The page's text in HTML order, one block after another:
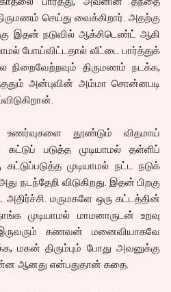
செய்து வைக்கிறார். அதற்கு
இதன் நடுவில் ஆக்சிடெண்ட் ஆகி
போய்விட்டதால் வீட்டை பார்த்துக்
திருமணம் நடக்க,
அன்புவின் அம்மா சொன்னபடி
தூண்டும் விதமாய்
படுத்த முடியாமல் தள்ளிப்
முடியாமல் நட்ட நடுக்
நடந்தேறி விடுகிறது. இதன் பிறகு
மருமகளே ஒரு கட்டத்தின்
முடியாமல் மாமனாருடன் உறவு
கணவன் மனைவியாகவே
மகன் திரும்பும் போது அவனுக்கு
ஆனது என்பதுதான் கதை.